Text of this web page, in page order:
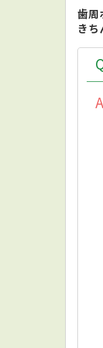
歯周
き
A